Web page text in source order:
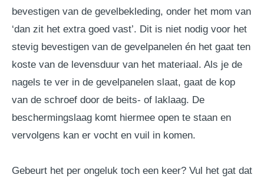
bevestigen van de gevelbekleding, onder het mom van
‘dan zit het extra goed vast’. Dit is niet nodig voor het
stevig bevestigen van de gevelpanelen én het gaat ten
koste van de levensduur van het materiaal. Als je de
nagels te ver in de gevelpanelen slaat, gaat de kop
van de schroef door de beits- of laklaag. De
beschermingslaag komt hiermee open te staan en
vervolgens kan er vocht en vuil in komen.
Gebeurt het per ongeluk toch een keer? Vul het gat dat